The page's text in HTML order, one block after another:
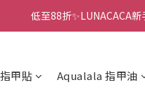
🌟指甲油新
低至88折✨LUNACACA新
甲貼 Aqualala 指甲油